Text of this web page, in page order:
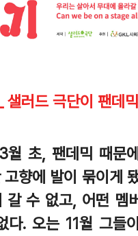
샐러드 극단이 팬데
초, 팬데믹 때문
고향에 발이 묶이게
갈 수 없고, 어떤 멤
다. 오는 11월 그들